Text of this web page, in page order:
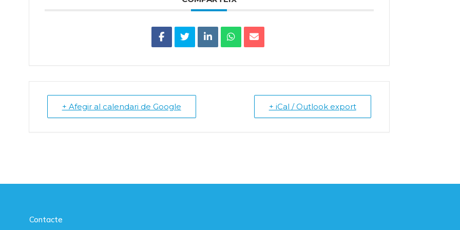
+ Afegir al calendari de Google + iCal / Outlook export
Contacte